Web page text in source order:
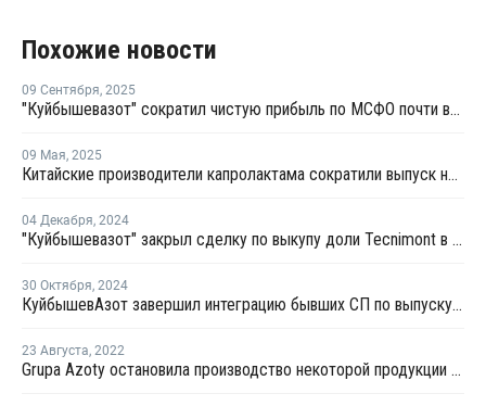
Похожие новости
09 Сентября, 2025
"Куйбышевазот" сократил чистую прибыль по МСФО почти вдвое
09 Мая, 2025
Китайские производители капролактама сократили выпуск на 20%
04 Декабря, 2024
"Куйбышевазот" закрыл сделку по выкупу доли Tecnimont в совместном предприятии "Волгаферт"
30 Октября, 2024
КуйбышевАзот завершил интеграцию бывших СП по выпуску компаундов
23 Августа, 2022
Grupa Azoty остановила производство некоторой продукции из-за рекордных цен на газ